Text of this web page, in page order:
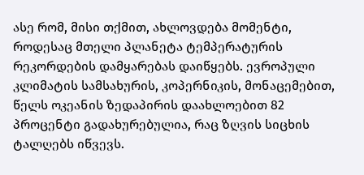
ასე რომ, მისი თქმით, ახლოვდება მომენტი,
როდესაც მთელი პლანეტა ტემპერატურის
რეკორდების დამყარებას დაიწყებს. ევროპული
კლიმატის სამსახურის, კოპერნიკის, მონაცემებით,
წელს ოკეანის ზედაპირის დაახლოებით 82
პროცენტი გადახურებულია, რაც ზღვის სიცხის
ტალღებს იწვევს.